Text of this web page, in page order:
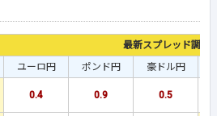
最新スプレッド調査
ユーロ円 ポンド円 豪ドル円
0.4 0.9 0.5